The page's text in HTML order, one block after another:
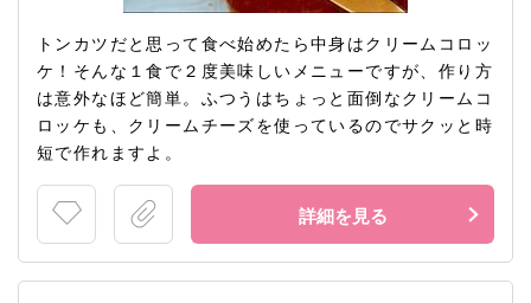
トンカツだと思って食べ始めたら中身はクリームコロッ
ケ！そんな１食で２度美味しいメニューですが、作り方
は意外なほど簡単。ふつうはちょっと面倒なクリームコ
ロッケも、クリームチーズを使っているのでサクッと時
短で作れますよ。
詳細を見る